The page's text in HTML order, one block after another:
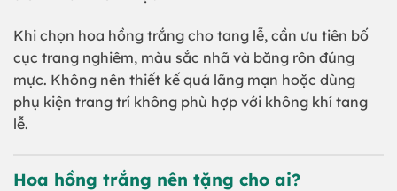
Khi chọn hoa hồng trắng cho tang lễ, cần ưu tiên bố
cục trang nghiêm, màu sắc nhã và băng rôn đúng
mực. Không nên thiết kế quá lãng mạn hoặc dùng
phụ kiện trang trí không phù hợp với không khí tang
lễ.
Hoa hồng trắng nên tặng cho ai?